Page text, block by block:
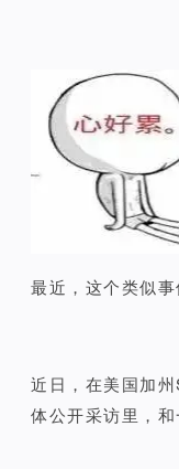
最近，这个类似事
近日， 在美国加
体公开采访里，和